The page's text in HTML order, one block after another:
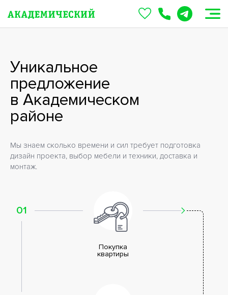
Квартиры с мебелью
Уникальное
предложение
в Академическом
районе
Мы знаем сколько времени и сил требует подготовка
дизайн проекта, выбор мебели и техники, доставка и
монтаж.
01
Покупка
квартиры